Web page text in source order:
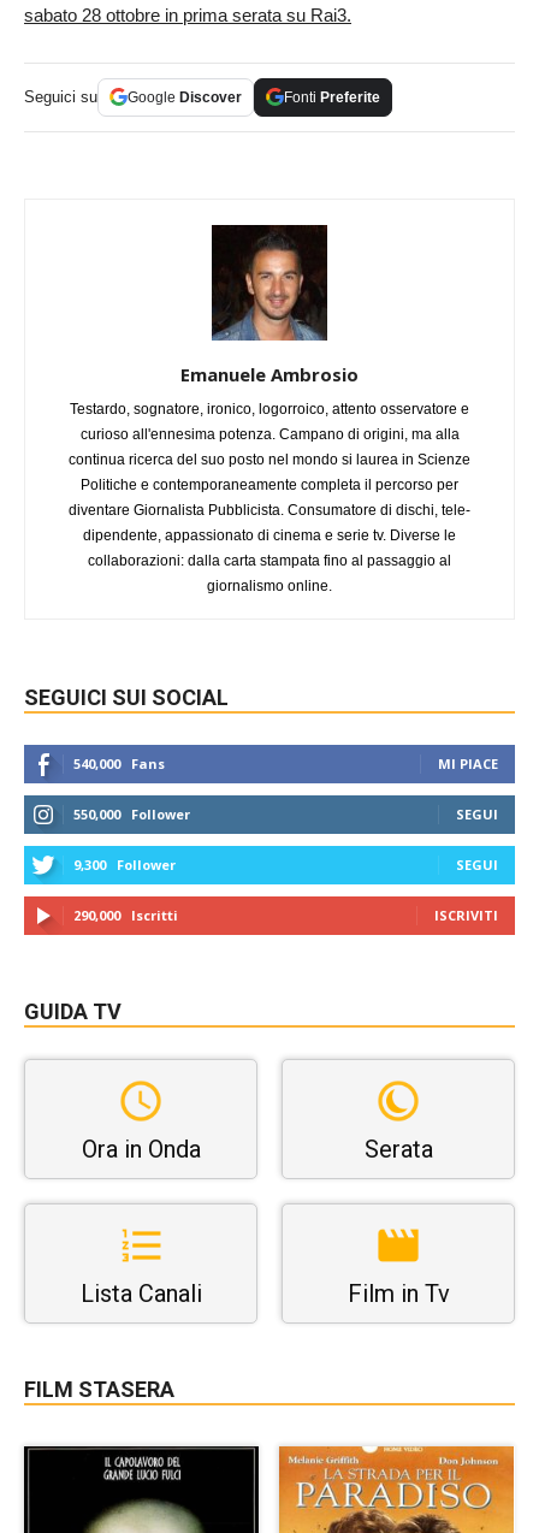
sabato 28 ottobre in prima serata su Rai3.
Seguici su Google Discover Fonti Preferite
Emanuele Ambrosio
Testardo, sognatore, ironico, logorroico, attento osservatore e
curioso all'ennesima potenza. Campano di origini, ma alla
continua ricerca del suo posto nel mondo si laurea in Scienze
Politiche e contemporaneamente completa il percorso per
diventare Giornalista Pubblicista. Consumatore di dischi, tele-
dipendente, appassionato di cinema e serie tv. Diverse le
collaborazioni: dalla carta stampata fino al passaggio al
giornalismo online.
SEGUICI SUI SOCIAL
540,000 Fans MI PIACE
550,000 Follower SEGUI
9,300 Follower SEGUI
290,000 Iscritti ISCRIVITI
GUIDA TV
Ora in Onda Serata
Lista Canali Film in Tv
FILM STASERA